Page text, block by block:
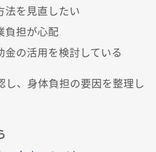
法を見直したい
負担が心配
金の活用を検討している
し、身体負担の要因を整理し